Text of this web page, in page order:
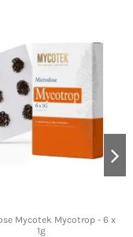
Mycotek Mycotrop - 6 x
1g